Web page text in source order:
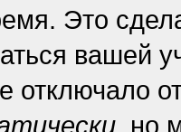
Это
вашей
отключало
, но